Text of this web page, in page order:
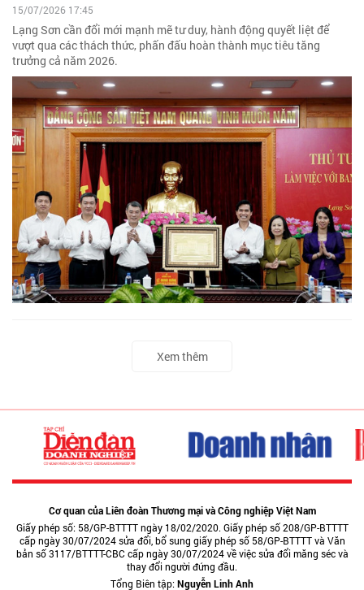
15/07/2026 17:45
Lạng Sơn cần đổi mới mạnh mẽ tư duy, hành động quyết liệt để
vượt qua các thách thức, phấn đấu hoàn thành mục tiêu tăng
trưởng cả năm 2026.
Xem thêm
Cơ quan của Liên đoàn Thương mại và Công nghiệp Việt Nam
Giấy phép số: 58/GP-BTTTT ngày 18/02/2020. Giấy phép số 208/GP-BTTTT
cấp ngày 30/07/2024 sửa đổi, bổ sung giấy phép số 58/GP-BTTTT và Văn
bản số 3117/BTTTT-CBC cấp ngày 30/07/2024 về việc sửa đổi măng séc và
thay đổi người đứng đầu.
Tổng Biên tập:Nguyễn Linh Anh